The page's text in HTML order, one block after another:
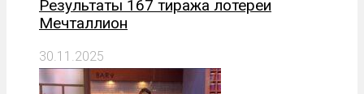
Результаты 167 тиража лотереи
Мечталлион
30.11.2025